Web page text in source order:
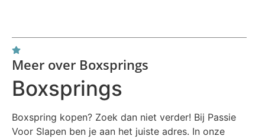
Meer over Boxsprings
Boxsprings
Boxspring kopen? Zoek dan niet verder! Bij Passie
Voor Slapen ben je aan het juiste adres. In onze